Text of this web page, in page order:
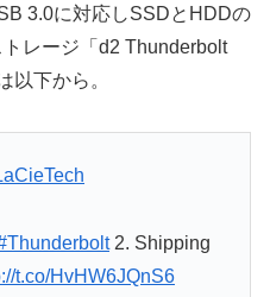
3.0に対応しSSDとHDDの
レージ「d2 Thunderbolt
以下から。
2. Shipping
t.co/HvHW6JQnS6